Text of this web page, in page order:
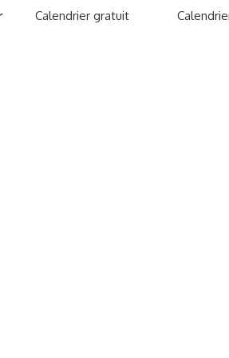
Calendrier gratuit